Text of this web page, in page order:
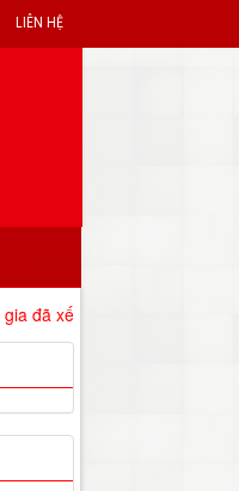
LIÊN HỆ
hạng trên địa bàn tỉnh Hải